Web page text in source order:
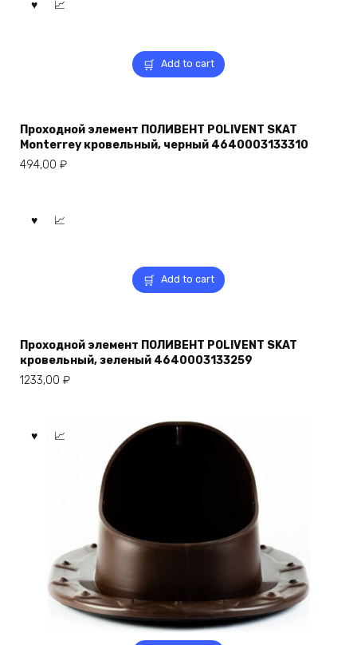
Add to cart
Проходной элемент ПОЛИВЕНТ POLIVENT SKAT
Monterrey кровельный, черный 4640003133310
494,00 ₽
Add to cart
Проходной элемент ПОЛИВЕНТ POLIVENT SKAT
кровельный, зеленый 4640003133259
1233,00 ₽